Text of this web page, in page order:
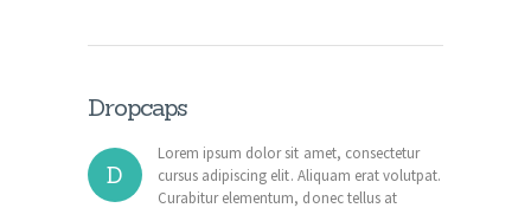
Dropcaps
D
Lorem ipsum dolor sit amet, consectetur
cursus adipiscing elit. Aliquam erat volutpat.
Curabitur elementum, donec tellus at